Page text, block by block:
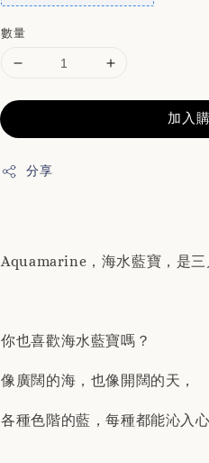
數量
加入
分享
Aquamarine，海水藍寶，是三
你也喜歡海水藍寶嗎？
像廣闊的海，也像開闊的天，
各種色階的藍，每種都能沁入心